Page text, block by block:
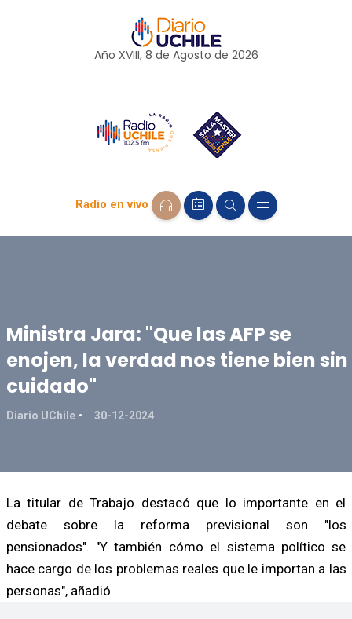
Año XVIII, 8 de Agosto de 2026
Radio en vivo
Ministra Jara: "Que las AFP se
enojen, la verdad nos tiene bien sin
cuidado"
Diario UChile 30-12-2024
La titular de Trabajo destacó que lo importante en el
debate sobre la reforma previsional son "los
pensionados". "Y también cómo el sistema político se
hace cargo de los problemas reales que le importan a las
personas", añadió.